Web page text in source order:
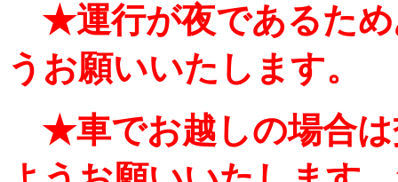
★運行が夜であるため
うお願いいたします。
★車でお越しの場合は